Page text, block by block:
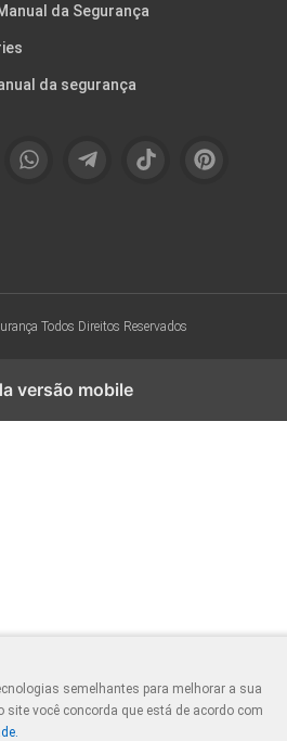
da Segurança
da segurança
Todos Direitos Reservados
semelhantes para melhorar a sua
site você concorda que está de acordo com
versão mobile